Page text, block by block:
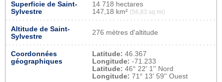
Superficie de Saint-
Sylvestre
14 718 hectares
147,18 km² (56,83 sq mi)
Altitude de Saint-
Sylvestre
276 mètres d'altitude
Coordonnées
géographiques
Latitude: 46.367
Longitude: -71.233
Latitude: 46° 22' 1'' Nord
Longitude: 71° 13' 59'' Ouest